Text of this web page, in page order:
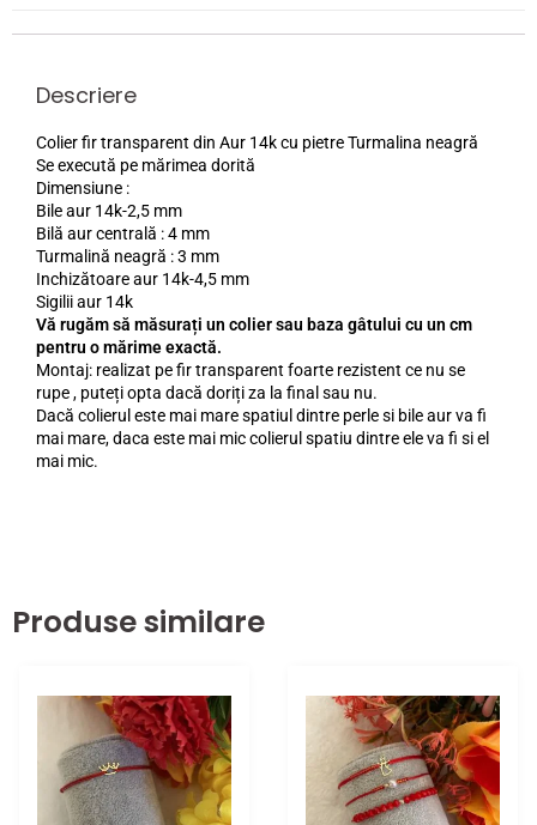
Descriere
Colier fir transparent din Aur 14k cu pietre Turmalina neagră
Se execută pe mărimea dorită
Dimensiune :
Bile aur 14k-2,5 mm
Bilă aur centrală : 4 mm
Turmalină neagră : 3 mm
Inchizătoare aur 14k-4,5 mm
Sigilii aur 14k
Vă rugăm să măsurați un colier sau baza gâtului cu un cm
pentru o mărime exactă.
Montaj: realizat pe fir transparent foarte rezistent ce nu se
rupe , puteți opta dacă doriți za la final sau nu.
Dacă colierul este mai mare spatiul dintre perle si bile aur va fi
mai mare, daca este mai mic colierul spatiu dintre ele va fi si el
mai mic.
Produse similare